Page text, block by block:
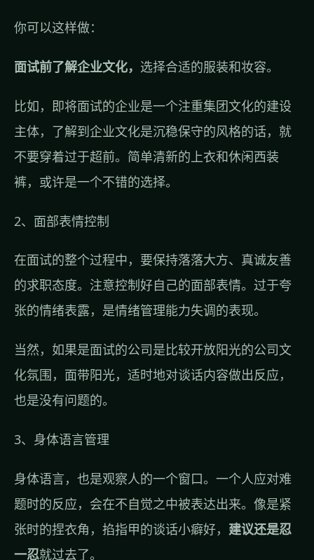
你可以这样做：
面试前了解企业文化， 选择合适的服装和妆容。
比如，即将面试的企业是一个注重集团文化的建设
主体，了解到企业文化是沉稳保守的风格的话，就
不要穿着过于超前。简单清新的上衣和休闲西装
裤，或许是一个不错的选择。
2、面部表情控制
在面试的整个过程中，要保持落落大方、真诚友善
的求职态度。注意控制好自己的面部表情。过于夸
张的情绪表露，是情绪管理能力失调的表现。
当然，如果是面试的公司是比较开放阳光的公司文
化氛围，面带阳光，适时地对谈话内容做出反应，
也是没有问题的。
3、身体语言管理
身体语言，也是观察人的一个窗口。一个人应对难
题时的反应，会在不自觉之中被表达出来。像是紧
张时的捏衣角，掐指甲的谈话小癖好， 建议还是忍
一忍就过去了。